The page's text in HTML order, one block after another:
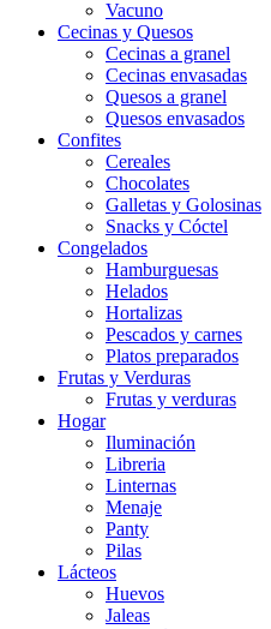
Vacuno
Cecinas y Quesos
Cecinas a granel
Cecinas envasadas
Quesos a granel
Quesos envasados
Confites
Cereales
Chocolates
Galletas y Golosinas
Snacks y Cóctel
Congelados
Hamburguesas
Helados
Hortalizas
Pescados y carnes
Platos preparados
Frutas y Verduras
Frutas y verduras
Hogar
Iluminación
Libreria
Linternas
Menaje
Panty
Pilas
Lácteos
Huevos
Jaleas